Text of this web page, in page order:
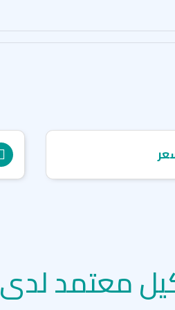
معتمد لدى